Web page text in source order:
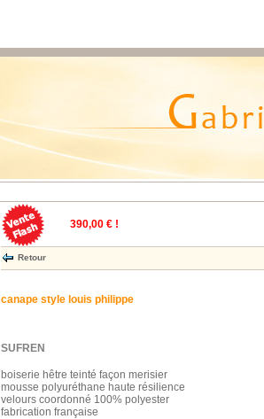
390,00 € !
Retour
canape style louis philippe
SUFREN
boiserie hêtre teinté façon merisier
mousse polyuréthane haute résilience
velours coordonné 100% polyester
fabrication française